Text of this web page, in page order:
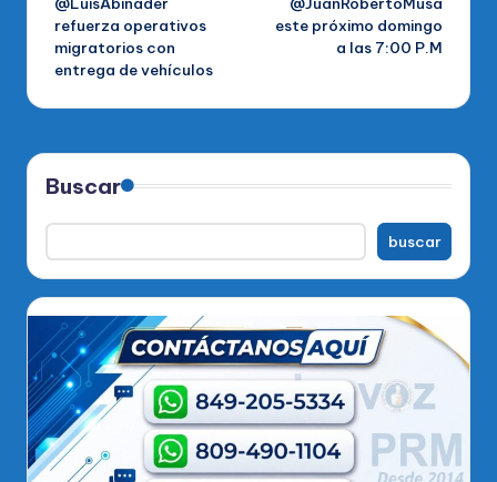
entradas
refuerza operativos
migratorios con
entrega de vehículos
este próximo domingo
a las 7:00 P.M
Buscar
buscar